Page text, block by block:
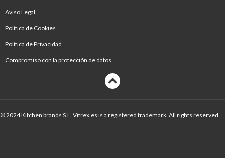
Aviso Legal
Política de Cookies
Política de Privacidad
Compromiso con la protección de datos
© 2024 Kitchen brands S.L. Vitrex.es is a registered trademark. All rights reserved.